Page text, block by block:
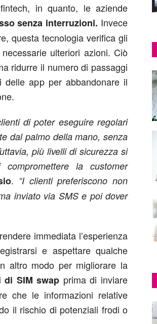
in quanto, le aziende
senza interruzioni. Invece
questa tecnologia verifica gli
ulteriori azioni. Ciò
ridurre il numero di passaggi
app per abbandonare il
di poter eseguire regolari
dal palmo della mano, senza
più livelli di sicurezza si
la customer
. “I clienti preferiscono non
inviato via SMS e poi dover
immediata l’esperienza
e aspettare qualche
altro modo per migliorare la
di SIM swap prima di inviare
che le informazioni relative
il rischio di potenziali frodi o